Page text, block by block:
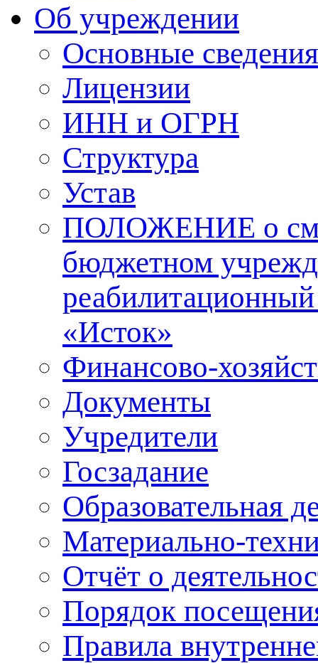
Об учреждении
Основные
Лицензии
ИНН и ОГРН
Структура
Устав
ПОЛОЖЕНИЕ о
бюджетном
«Исток»
Финансово-
Документы
Учредители
Госзадание
Образовательная
Материально-
Отчёт о
Порядок
Правила